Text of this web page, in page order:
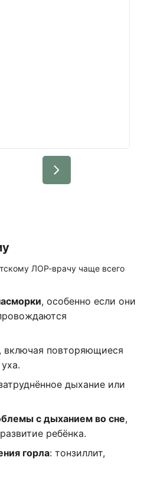
ЛОР-врачу чаще всего
, особенно если они
, включая повторяющиеся
дыхание или
с дыханием во сне,
ребёнка.
горла: тонзиллит,